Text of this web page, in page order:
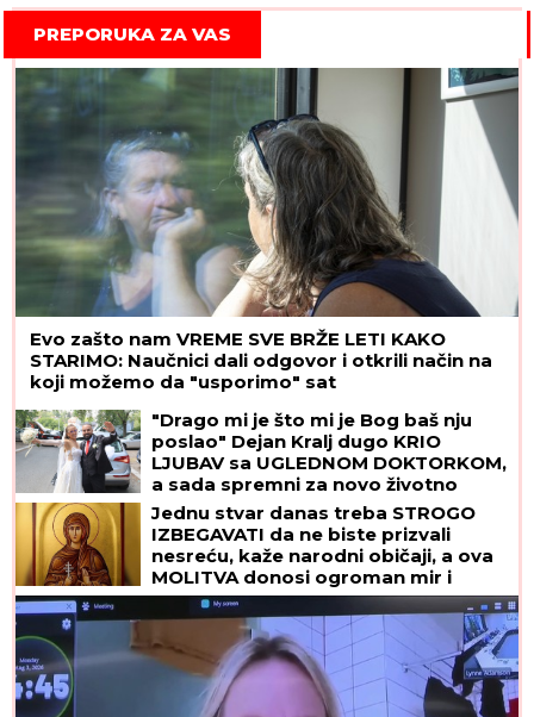
PREPORUKA ZA VAS
Evo zašto nam VREME SVE BRŽE LETI KAKO
STARIMO: Naučnici dali odgovor i otkrili način na
koji možemo da "usporimo" sat
"Drago mi je što mi je Bog baš nju
poslao" Dejan Kralj dugo KRIO
LJUBAV sa UGLEDNOM DOKTORKOM,
a sada spremni za novo životno
poglavlje (VIDEO)
Jednu stvar danas treba STROGO
IZBEGAVATI da ne biste prizvali
nesreću, kaže narodni običaji, a ova
MOLITVA donosi ogroman mir i
blagoslov: Slavi se SVETA PETKA
TRNOVA